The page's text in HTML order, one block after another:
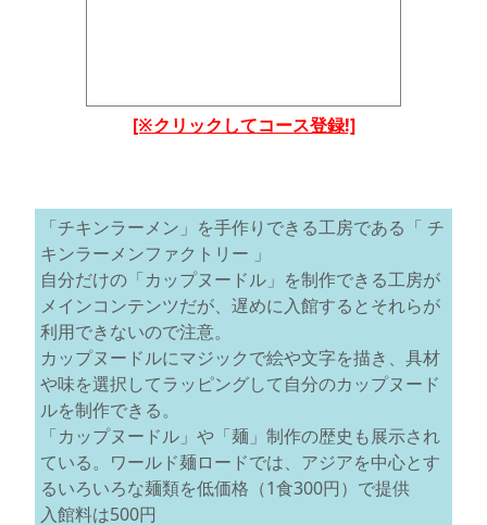
[※クリックしてコース登録!]
「チキンラーメン」を手作りできる工房である「 チ
キンラーメンファクトリー 」
自分だけの「カップヌードル」を制作できる工房が
メインコンテンツだが、遅めに入館するとそれらが
利用できないので注意。
カップヌードルにマジックで絵や文字を描き、具材
や味を選択してラッピングして自分のカップヌード
ルを制作できる。
「カップヌードル」や「麺」制作の歴史も展示され
ている。ワールド麺ロードでは、アジアを中心とす
るいろいろな麺類を低価格（1食300円）で提供
入館料は500円